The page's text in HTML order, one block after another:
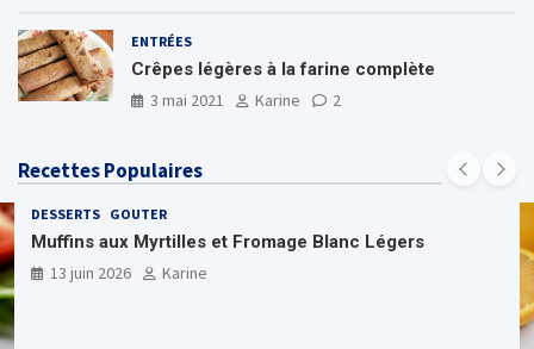
ENTRÉES
Crêpes légères à la farine complète
3 mai 2021
Karine 2
Recettes Populaires
DESSERTS GOUTER
Muffins aux Myrtilles et Fromage Blanc Légers
13 juin 2026
Karine